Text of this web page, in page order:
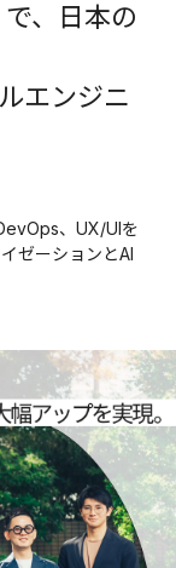
、
日本の
エンジニ
、UX/UIを
ゼーションとAI